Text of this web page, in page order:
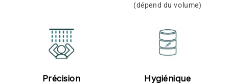
(dépend du volume)
Précision Hygiénique